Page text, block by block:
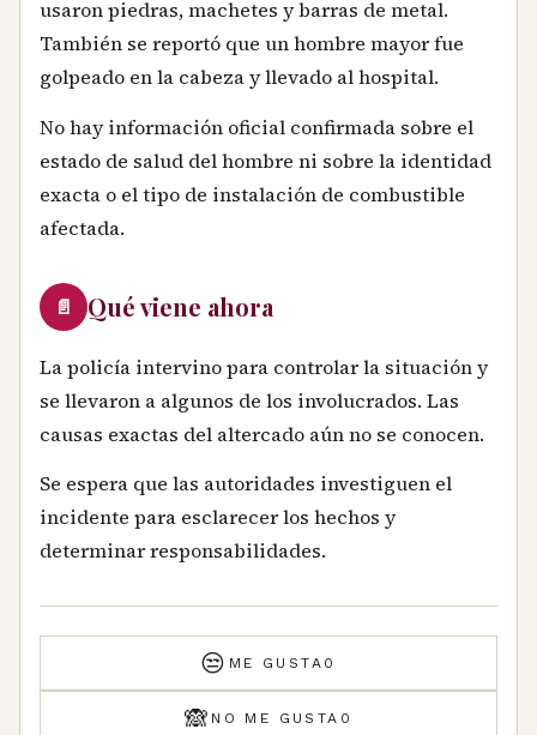
usaron piedras, machetes y barras de metal.
También se reportó que un hombre mayor fue
golpeado en la cabeza y llevado al hospital.
No hay información oficial confirmada sobre el
estado de salud del hombre ni sobre la identidad
exacta o el tipo de instalación de combustible
afectada.
📄 Qué viene ahora
La policía intervino para controlar la situación y
se llevaron a algunos de los involucrados. Las
causas exactas del altercado aún no se conocen.
Se espera que las autoridades investiguen el
incidente para esclarecer los hechos y
determinar responsabilidades.
😒 ME GUSTA 0
🙈 NO ME GUSTA 0